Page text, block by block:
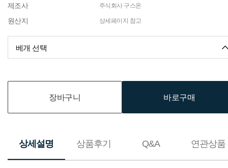
제조사 주식회사 구스온
원산지 상세페이지 참고
베개 선택
장바구니 바로구매
상세설명 상품후기 Q&A 연관상품